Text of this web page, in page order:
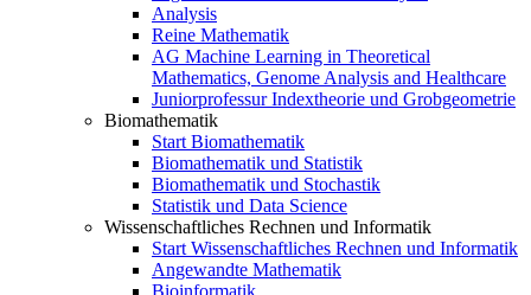
Analysis
Reine Mathematik
AG Machine Learning in Theoretical
Mathematics, Genome Analysis and Healthcare
Juniorprofessur Indextheorie und Grobgeometrie
Biomathematik
Start Biomathematik
Biomathematik und Statistik
Biomathematik und Stochastik
Statistik und Data Science
Wissenschaftliches Rechnen und Informatik
Start Wissenschaftliches Rechnen und Informatik
Angewandte Mathematik
Bioinformatik